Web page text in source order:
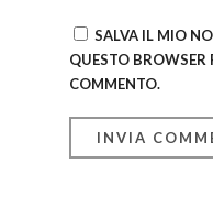
SALVA IL MIO
QUESTO BROWSER
COMMENTO.